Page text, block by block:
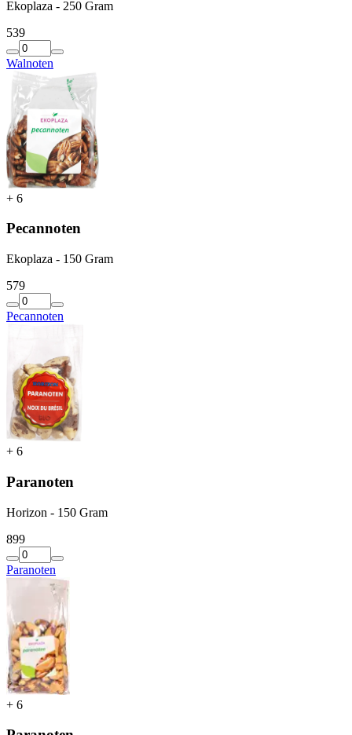
Ekoplaza - 250 Gram
539
Walnoten
+ 6
Pecannoten
Ekoplaza - 150 Gram
579
Pecannoten
+ 6
Paranoten
Horizon - 150 Gram
899
Paranoten
+ 6